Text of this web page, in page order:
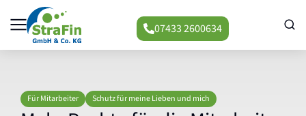
07433 2600634
Für Mitarbeiter Schutz für meine Lieben und mich